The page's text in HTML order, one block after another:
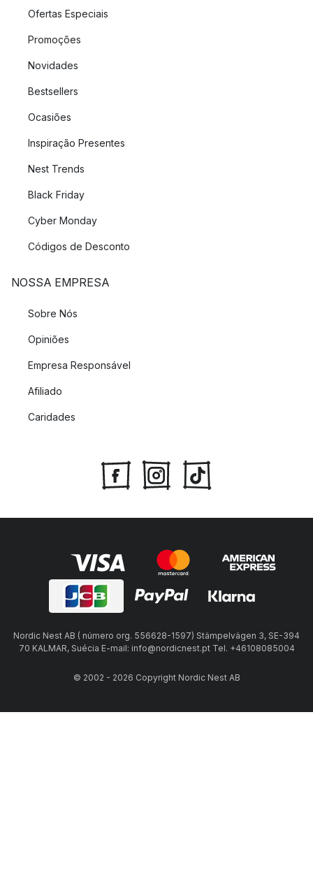
Ofertas Especiais
Promoções
Novidades
Bestsellers
Ocasiões
Inspiração Presentes
Nest Trends
Black Friday
Cyber Monday
Códigos de Desconto
NOSSA EMPRESA
Sobre Nós
Opiniões
Empresa Responsável
Afiliado
Caridades
Nordic Nest AB ( número org. 556628-1597) Stämpelvägen 3, SE-394
70 KALMAR, Suécia E-mail: info@nordicnest.pt Tel. +46108085004
© 2002 - 2026 Copyright Nordic Nest AB